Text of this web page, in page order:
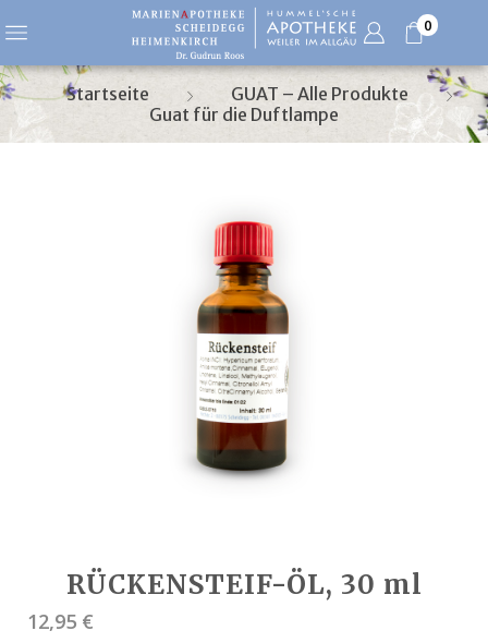
0
Startseite
GUAT – Alle Produkte
Guat für die Duftlampe
RÜCKENSTEIF-ÖL, 30 ml
12,95 €